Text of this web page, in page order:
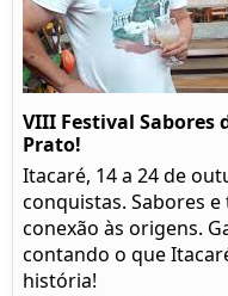
VIII Festival Sabores
Prato!
Itacaré, 14 a 24 de
conquistas. Sabores
conexão às origens.
contando o que
história!